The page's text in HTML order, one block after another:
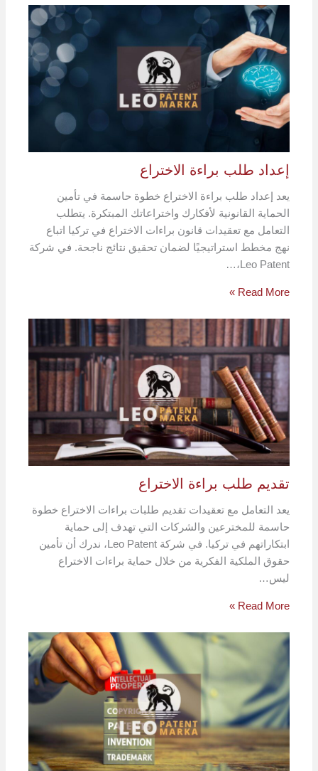
إعداد طلب براءة الاختراع
يعد إعداد طلب براءة الاختراع خطوة حاسمة في تأمين
الحماية القانونية لأفكارك واختراعاتك المبتكرة. يتطلب
التعامل مع تعقيدات قانون براءات الاختراع في تركيا اتباع
نهج مخطط استراتيجيًا لضمان تحقيق نتائج ناجحة. في شركة
Leo Patent،…
Read More »
تقديم طلب براءة الاختراع
يعد التعامل مع تعقيدات تقديم طلبات براءات الاختراع خطوة
حاسمة للمخترعين والشركات التي تهدف إلى حماية
ابتكاراتهم في تركيا. في شركة Leo Patent، ندرك أن تأمين
حقوق الملكية الفكرية من خلال حماية براءات الاختراع
ليس…
Read More »